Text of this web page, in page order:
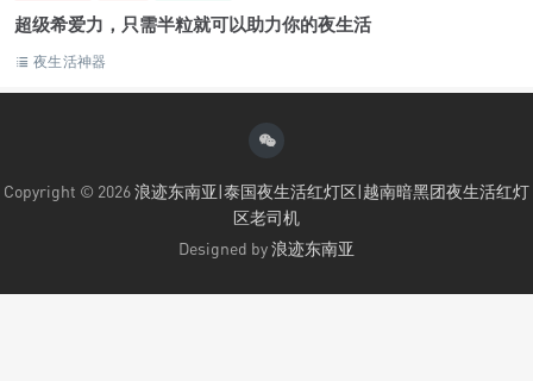
超级希爱力，只需半粒就可以助力你的夜生活
夜生活神器
Copyright © 2026浪迹东南亚|泰国夜生活红灯区|越南暗黑团夜生活红灯
区老司机
Designed by浪迹东南亚